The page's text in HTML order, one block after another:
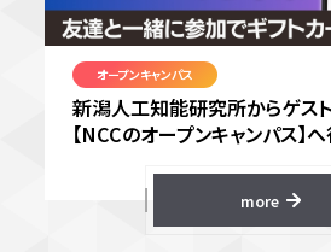
オープンキャンパス
新潟人工知能研究所からゲスト
【NCCのオープンキャンパス】へ
more